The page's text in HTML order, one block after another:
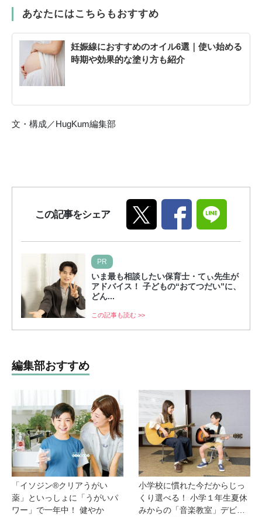
あなたにはこちらもおすすめ
妊娠線におすすめのオイル6選｜使い始める
時期や効果的な塗り方も紹介
文・構成／HugKum編集部
この記事をシェア
PR
いま最も相談したい保育士・てぃ先生が
アドバイス！ 子どもの“おてつだい”に、
どん...
この記事も読む >>
編集部おすすめ
「イソジン®クリアうがい
薬」といっしょに「うがいパ
ワー」で一年中！ 健やか
小学校に慣れた今だからじっ
くり選べる！ 小学１年生夏休
みからの「音楽教室」デビ